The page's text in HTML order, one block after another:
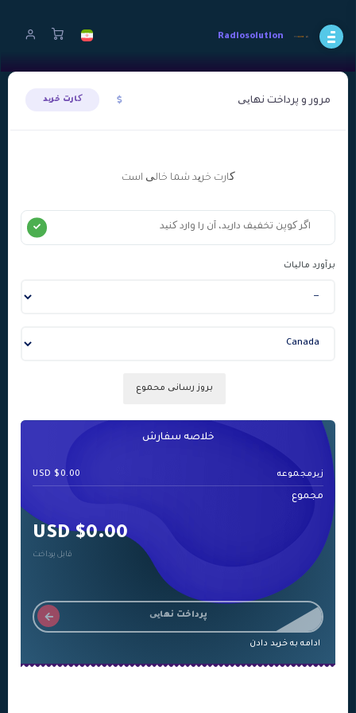
Radiosolution
مرور و پرداخت نهایی کارت خرید
کارت خرید شما خالی است
برآورد مالیات
بروز رسانی محموع
خلاصه سفارش
زیرمجموعه $0.00 USD
مجموع
$0.00 USD
قابل پرداخت
پرداخت نهایی
ادامه به خرید دادن